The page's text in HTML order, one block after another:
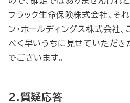
フラック生命保険株式会社、そ
ン・ホールディングス株式会社
べく早いうちに見せていただき
でございます。
2.質疑応答